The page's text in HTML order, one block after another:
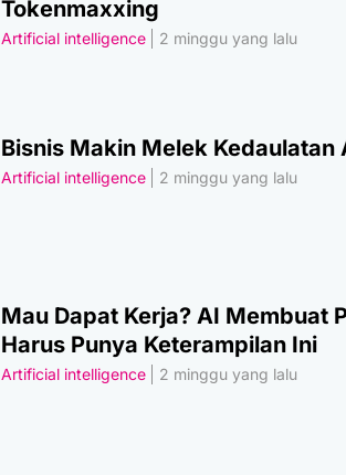
Tokenmaxxing
Artificial intelligence 2 minggu yang lalu
Bisnis Makin Melek Kedaulatan
Artificial intelligence 2 minggu yang lalu
Mau Dapat Kerja? AI Membuat
Harus Punya Keterampilan Ini
Artificial intelligence 2 minggu yang lalu